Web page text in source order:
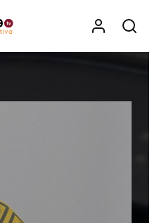
Esneca TV
introducir el
que utilizas
virtual: